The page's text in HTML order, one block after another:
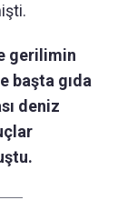
gerilimin
başta gıda
deniz